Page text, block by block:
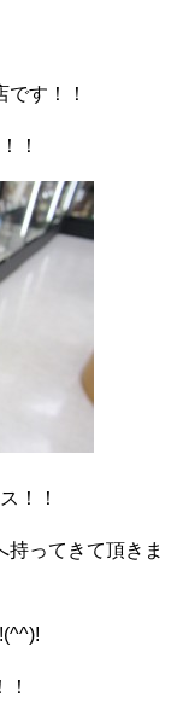
す！！
！
！！
ってきて頂きま